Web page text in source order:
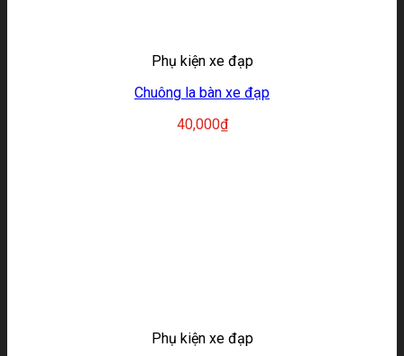
Phụ kiện xe đạp
Chuông la bàn xe đạp
40,000₫
Phụ kiện xe đạp